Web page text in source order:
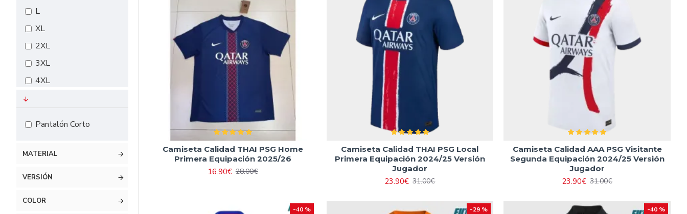
MATERIAL
VERSIÓN
COLOR
L
XL
2XL
3XL
4XL
#22 125cm-135cm
#28 155cm-165cm
Pantalón Corto
Camiseta Calidad THAI PSG Home
Primera Equipación 2025/26
16.90€ 28.00€
Camiseta Calidad THAI PSG Local
Primera Equipación 2024/25 Versión
Jugador
23.90€ 31.00€
Camiseta Calidad AAA PSG Visitante
Segunda Equipación 2024/25 Versión
Jugador
23.90€ 31.00€
-40 % -29 % -40 %